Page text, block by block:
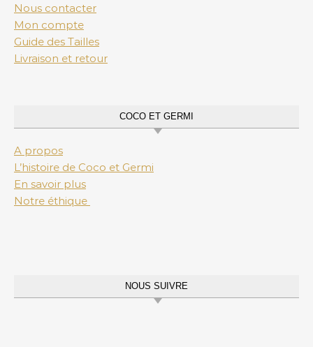
Nous contacter
Mon compte
Guide des Tailles
Livraison et retour
COCO ET GERMI
A propos
L’histoire de Coco et Germi
En savoir plus
Notre éthique
NOUS SUIVRE